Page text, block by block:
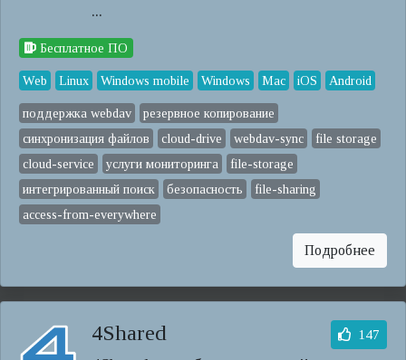
...
Бесплатное ПО
Web Linux Windows mobile Windows Mac iOS Android
поддержка webdav
резервное копирование
синхронизация файлов
cloud-drive webdav-sync
file storage
cloud-service
услуги мониторинга
file-storage
интегрированный поиск
безопасность
file-sharing
access-from-everywhere
Подробнее
4Shared 147